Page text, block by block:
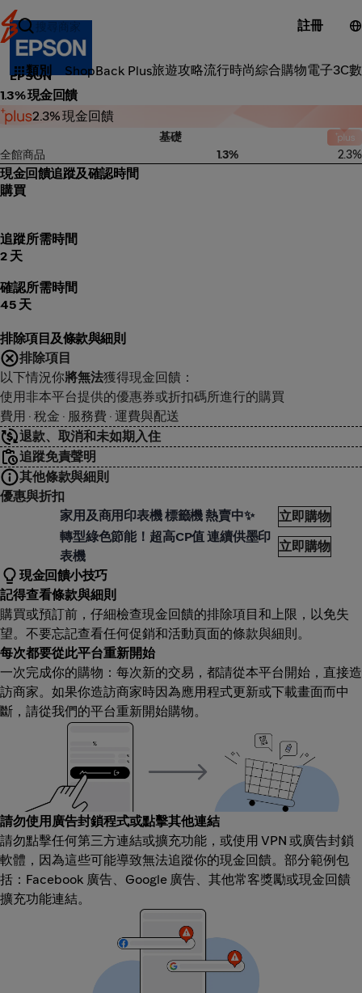
註冊
類別 ShopBack Plus旅遊攻略流行時尚綜合購物電子3C
3C電子
EPSON
1.3% 現金回饋
2.3% 現金回饋
基礎
全館商品
1.3% 2.3%
現金回饋追蹤及確認時間
購買
追蹤所需時間
2 天
確認所需時間
45 天
排除項目及條款與細則
排除項目
以下情況你將無法獲得現金回饋：
使用非本平台提供的優惠券或折扣碼所進行的購買
費用 · 稅金 · 服務費 · 運費與配送
退款、取消和未如期入住
追蹤免責聲明
其他條款與細則
優惠與折扣
家用及商用印表機 標籤機 熱賣中✨
立即購物
轉型綠色節能！超高CP值 連續供墨印
表機
立即購物
現金回饋小技巧
記得查看條款與細則
購買或預訂前，仔細檢查現金回饋的排除項目和上限，以免失
望。不要忘記查看任何促銷和活動頁面的條款與細則。
每次都要從此平台重新開始
一次完成你的購物：每次新的交易，都請從本平台開始，直接造
訪商家。如果你造訪商家時因為應用程式更新或下載畫面而中
斷，請從我們的平台重新開始購物。
請勿使用廣告封鎖程式或點擊其他連結
請勿點擊任何第三方連結或擴充功能，或使用 VPN 或廣告封鎖
軟體，因為這些可能導致無法追蹤你的現金回饋。部分範例包
括：Facebook 廣告、Google 廣告、其他常客獎勵或現金回饋
擴充功能連結。